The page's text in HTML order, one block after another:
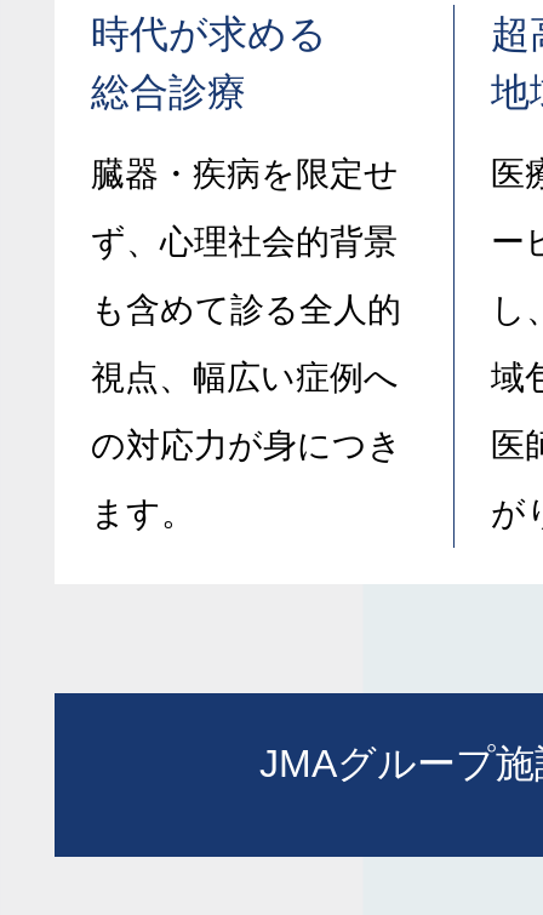
時代が求める
総合診療
臓器・疾病を限定せ
ず、心理社会的背景
も含めて診る全人的
視点、幅広い症例へ
の対応力が身につき
ます。
超
地
医
ー
し
域
医
が
JMAグループ